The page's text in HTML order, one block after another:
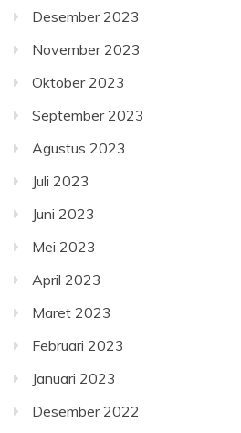
Desember 2023
November 2023
Oktober 2023
September 2023
Agustus 2023
Juli 2023
Juni 2023
Mei 2023
April 2023
Maret 2023
Februari 2023
Januari 2023
Desember 2022